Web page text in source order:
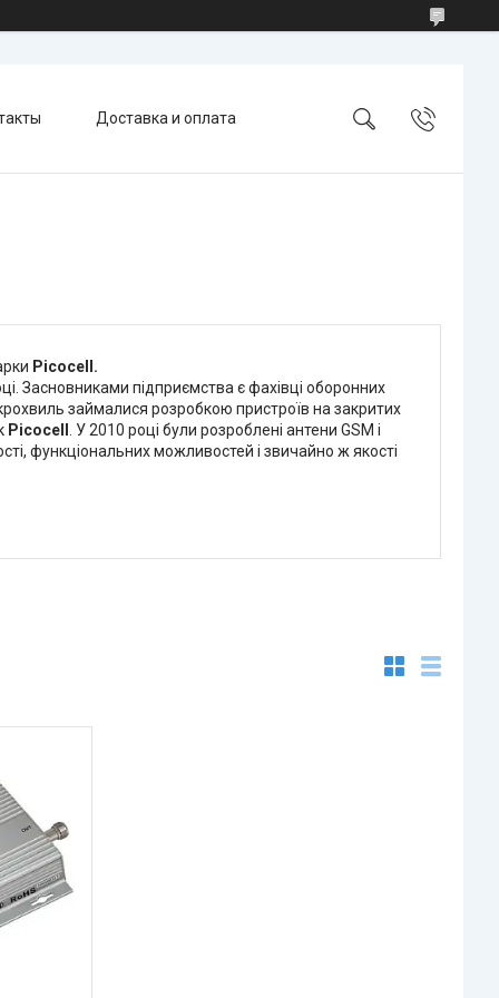
Доставка и оплата
Picocell.
Засновниками підприємства є фахівці оборонних
займалися розробкою пристроїв на закритих
Picocell
. У 2010 році були розроблені антени GSM і
функціональних можливостей і звичайно ж якості